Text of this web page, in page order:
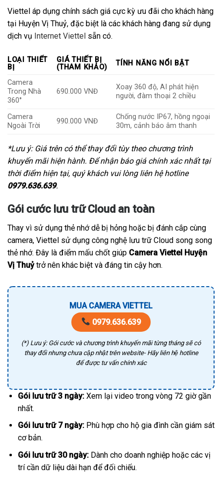
Viettel áp dụng chính sách giá cực kỳ ưu đãi cho khách hàng
tại Huyện Vị Thuỷ, đặc biệt là các khách hàng đang sử dụng
dịch vụ Internet Viettel sẵn có.
LOẠI THIẾT
BỊ
GIÁ THIẾT BỊ
(THAM KHẢO)
TÍNH NĂNG NỔI BẬT
Camera
Trong Nhà
360°
690.000 VNĐ
Xoay 360 độ, AI phát hiện
người, đàm thoại 2 chiều
Camera
Ngoài Trời
990.000 VNĐ
Chống nước IP67, hồng ngoại
30m, cảnh báo âm thanh
*Lưu ý: Giá trên có thể thay đổi tùy theo chương trình
khuyến mãi hiện hành. Để nhận báo giá chính xác nhất tại
thời điểm hiện tại, quý khách vui lòng liên hệ hotline
0979.636.639.
Gói cước lưu trữ Cloud an toàn
Thay vì sử dụng thẻ nhớ dễ bị hỏng hoặc bị đánh cắp cùng
camera, Viettel sử dụng công nghệ lưu trữ Cloud song song
thẻ nhớ. Đây là điểm mấu chốt giúp Camera Viettel Huyện
Vị Thuỷtrở nên khác biệt và đáng tin cậy hơn.
MUA CAMERA VIETTEL
0979.636.639
(*) Lưu ý: Gói cước và chương trình khuyến mãi từng tháng sẽ có
thay đổi nhưng chưa cập nhật trên website- Hãy liên hệ hotline
để được tư vấn chính xác
Gói lưu trữ 3 ngày:Xem lại video trong vòng 72 giờ gần
nhất.
Gói lưu trữ 7 ngày:Phù hợp cho hộ gia đình cần giám sát
cơ bản.
Gói lưu trữ 30 ngày:Dành cho doanh nghiệp hoặc các vị
trí cần dữ liệu dài hạn để đối chiếu.